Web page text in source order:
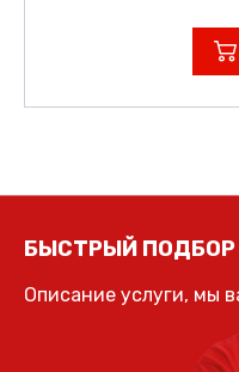
БЫСТРЫЙ
Описание услуги, мы